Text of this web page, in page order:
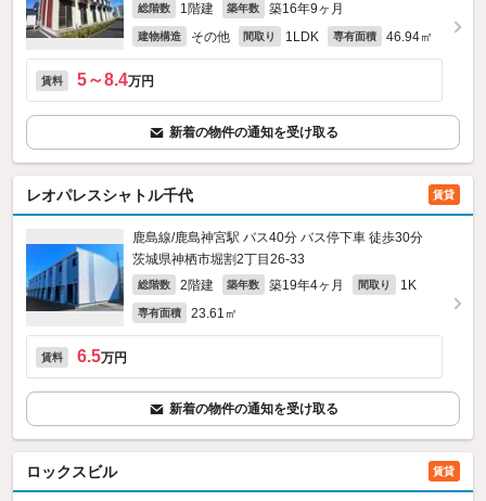
総階数 1階建 築年数 築16年9ヶ月
建物構造 その他 間取り 1LDK 専有面積 46.94㎡
賃料 5～8.4万円
新着の物件の通知を受け取る
レオパレスシャトル千代 賃貸
鹿島線/鹿島神宮駅 バス40分 バス停下車 徒歩30分
茨城県神栖市堀割2丁目26-33
総階数 2階建 築年数 築19年4ヶ月 間取り 1K
専有面積 23.61㎡
賃料 6.5万円
新着の物件の通知を受け取る
ロックスビル 賃貸